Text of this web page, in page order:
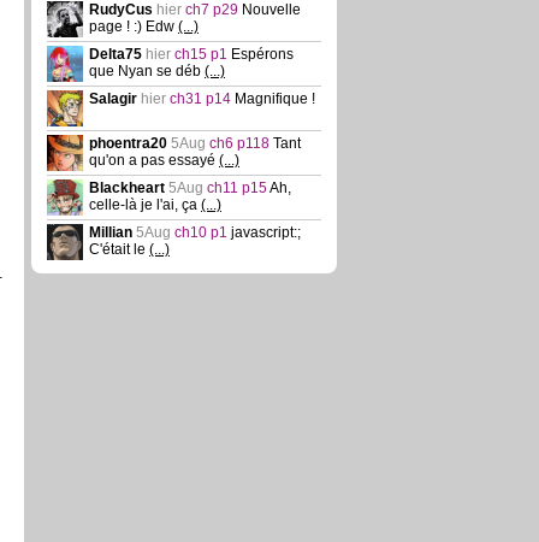
RudyCus hier ch7 p29 Nouvelle
page ! :) Edw (...)
Delta75 hier ch15 p1 Espérons
que Nyan se déb (...)
Salagir hier ch31 p14 Magnifique !
phoentra20 5Aug ch6 p118 Tant
qu'on a pas essayé (...)
Blackheart 5Aug ch11 p15Ah,
celle-là je l'ai, ça (...)
Millian 5Aug ch10 p1 javascript:;
C'était le (...)